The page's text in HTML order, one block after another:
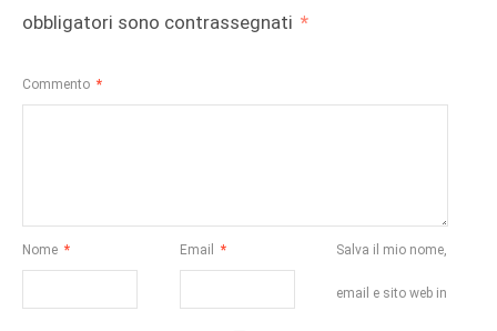
obbligatori sono contrassegnati *
Commento *
Nome * Email * Salva il mio nome,
email e sito web in